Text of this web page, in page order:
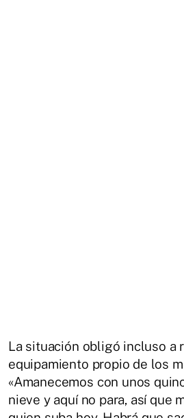
La situación obligó incluso a
equipamiento propio de los
«Amanecemos con unos
nieve y aquí no para, así que